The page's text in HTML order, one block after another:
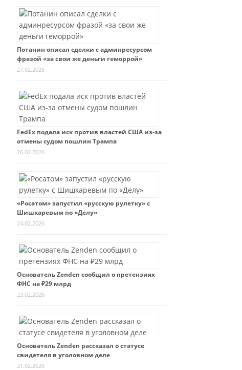
Потанин описал сделки с админресурсом
фразой «за свои же деньги геморрой»
27.02.2026
FedEx подала иск против властей США из-за
отмены судом пошлин Трампа
26.02.2026
«Росатом» запустил «русскую рулетку» с
Шишкаревым по «Делу»
24.02.2026
Основатель Zenden сообщил о претензиях
ФНС на ₽29 млрд
23.02.2026
Основатель Zenden рассказал о статусе
свидетеля в уголовном деле
21.02.2026